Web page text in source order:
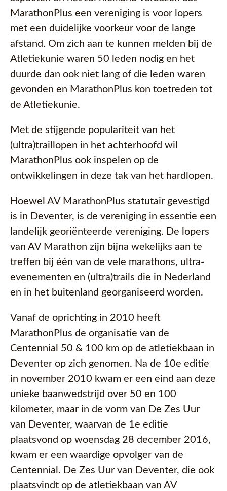
MarathonPlus een vereniging is voor lopers
met een duidelijke voorkeur voor de lange
afstand. Om zich aan te kunnen melden bij de
Atletiekunie waren 50 leden nodig en het
duurde dan ook niet lang of die leden waren
gevonden en MarathonPlus kon toetreden tot
de Atletiekunie.
Met de stijgende populariteit van het
(ultra)traillopen in het achterhoofd wil
MarathonPlus ook inspelen op de
ontwikkelingen in deze tak van het hardlopen.
Hoewel AV MarathonPlus statutair gevestigd
is in Deventer, is de vereniging in essentie een
landelijk georiënteerde vereniging. De lopers
van AV Marathon zijn bijna wekelijks aan te
treffen bij één van de vele marathons, ultra-
evenementen en (ultra)trails die in Nederland
en in het buitenland georganiseerd worden.
Vanaf de oprichting in 2010 heeft
MarathonPlus de organisatie van de
Centennial 50 & 100 km op de atletiekbaan in
Deventer op zich genomen. Na de 10e editie
in november 2010 kwam er een eind aan deze
unieke baanwedstrijd over 50 en 100
kilometer, maar in de vorm van De Zes Uur
van Deventer, waarvan de 1e editie
plaatsvond op woensdag 28 december 2016,
kwam er een waardige opvolger van de
Centennial. De Zes Uur van Deventer, die ook
plaatsvindt op de atletiekbaan van AV